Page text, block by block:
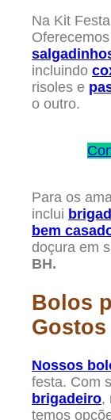
Na Kit
incluindo
risoles e
o outro.
Para os
inclui
bem
doçura em
BH.
Bolos
Gostos
Nossos
festa. Com
brigadeiro,
temos